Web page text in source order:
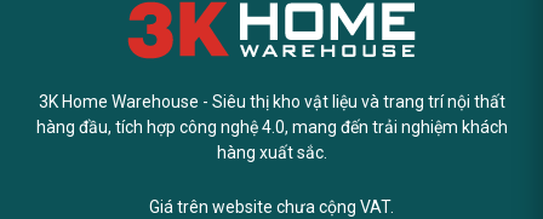
3K Home Warehouse - Siêu thị kho vật liệu và trang trí nội thất
hàng đầu, tích hợp công nghệ 4.0, mang đến trải nghiệm khách
hàng xuất sắc.
Giá trên website chưa cộng VAT.